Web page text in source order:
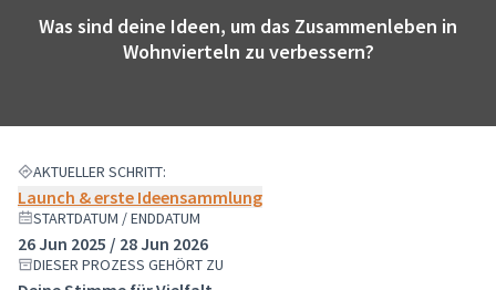
Was sind deine Ideen, um das Zusammenleben in
Wohnvierteln zu verbessern?
AKTUELLER SCHRITT:
Launch & erste Ideensammlung
STARTDATUM / ENDDATUM
26 Jun 2025 / 28 Jun 2026
DIESER PROZESS GEHÖRT ZU